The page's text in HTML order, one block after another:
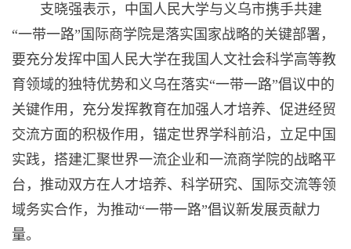
支晓强表示，中国人民大学与义乌市携手共建
“一带一路”国际商学院是落实国家战略的关键部署，
要充分发挥中国人民大学在我国人文社会科学高等教
育领域的独特优势和义乌在落实“一带一路”倡议中的
关键作用，充分发挥教育在加强人才培养、促进经贸
交流方面的积极作用，锚定世界学科前沿，立足中国
实践，搭建汇聚世界一流企业和一流商学院的战略平
台，推动双方在人才培养、科学研究、国际交流等领
域务实合作，为推动“一带一路”倡议新发展贡献力
量。